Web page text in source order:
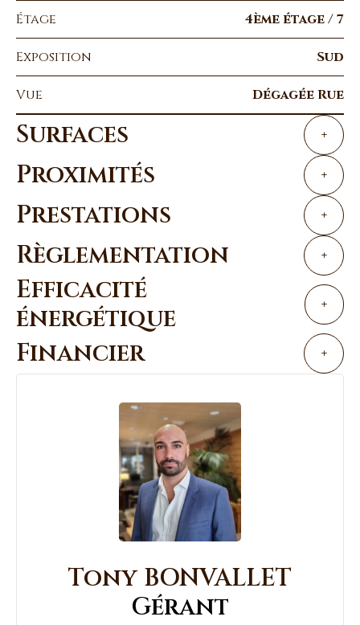
Étage 4ème étage / 7
Exposition Sud
Vue Dégagée Rue
Surfaces +
Proximités +
Prestations +
Règlementation +
Efficacité
énergétique
+
Financier +
Tony BONVALLET
Gérant